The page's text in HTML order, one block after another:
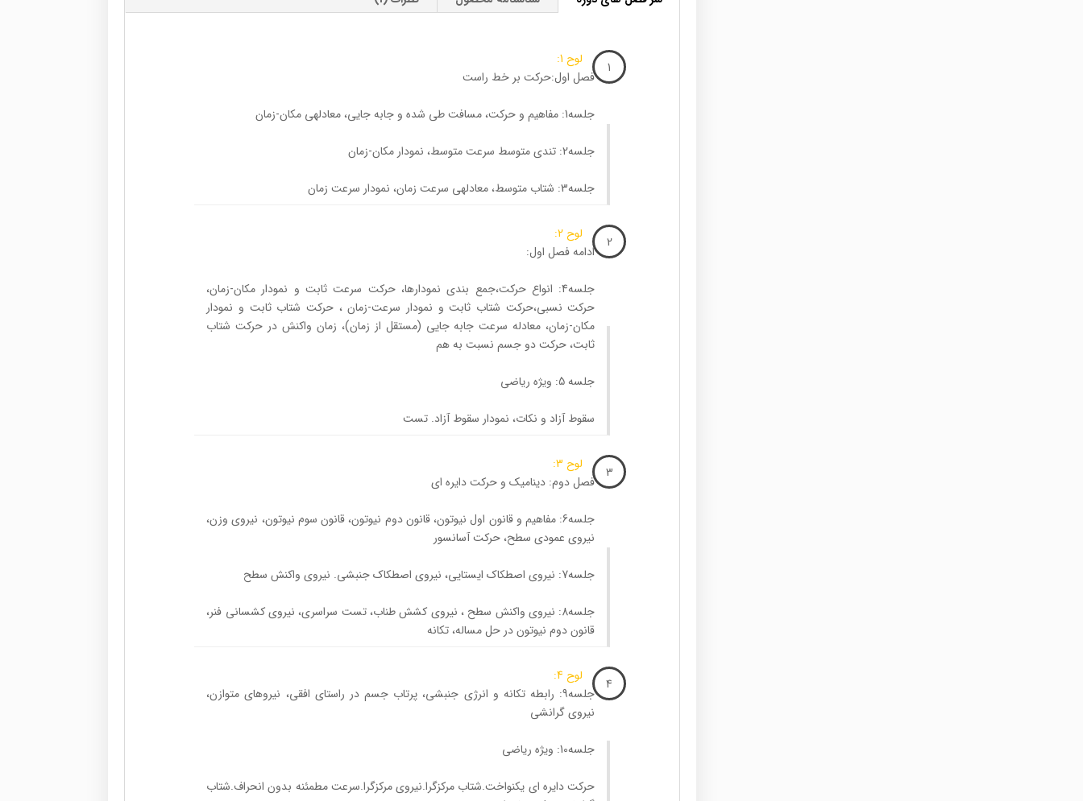
1
لوح 1:
فصل اول:حرکت بر خط راست
جلسه1: مفاهیم و حرکت، مسافت طی شده و جابه جایی، معادله­ی مکان-زمان
جلسه2: تندی متوسط سرعت متوسط، نمودار مکان-زمان
جلسه3: شتاب متوسط، معادله­ی سرعت زمان، نمودار سرعت زمان
2
لوح 2:
ادامه فصل اول:
جلسه4: انواع حرکت،جمع بندی نمودارها، حرکت سرعت ثابت و نمودار مکان-زمان،
حرکت نسبی،حرکت شتاب ثابت و نمودار سرعت-زمان ، حرکت شتاب ثابت و نمودار
مکان-زمان، معادله سرعت جابه جایی (مستقل از زمان)، زمان واکنش در حرکت شتاب
ثابت، حرکت دو جسم نسبت به هم
جلسه 5: ویژه ریاضی
سقوط آزاد و نکات، نمودار سقوط آزاد. تست
3
لوح 3:
فصل دوم: دینامیک و حرکت دایره ای
جلسه6: مفاهیم و قانون اول نیوتون، قانون دوم نیوتون، قانون سوم نیوتون، نیروی وزن،
نیروی عمودی سطح، حرکت آسانسور
جلسه7: نیروی اصطکاک ایستایی، نیروی اصطکاک جنبشی. نیروی واکنش سطح
جلسه8: نیروی واکنش سطح ، نیروی کشش طناب، تست سراسری، نیروی کشسانی فنر،
قانون دوم نیوتون در حل مساله، تکانه
4
لوح 4:
جلسه9: رابطه تکانه و انرژی جنبشی، پرتاب جسم در راستای افقی، نیروهای متوازن،
نیروی گرانشی
جلسه10: ویژه ریاضی
حرکت دایره ای یکنواخت.شتاب مرکزگرا.نیروی مرکزگرا.سرعت مطمئنه بدون انحراف.شتاب